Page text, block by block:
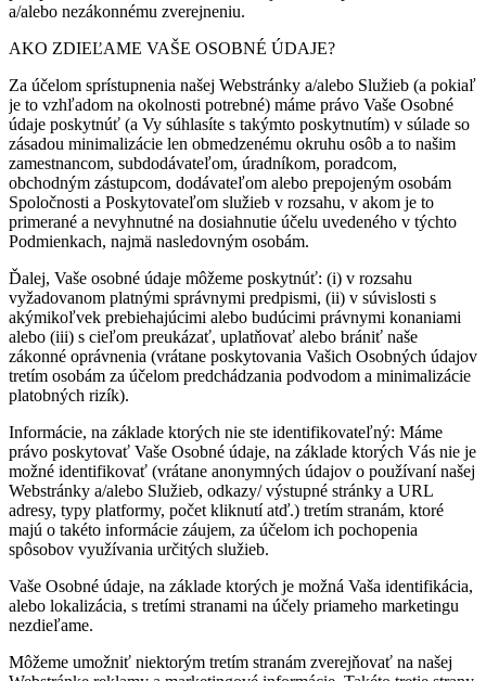
a/alebo nezákonnému zverejneniu.
AKO ZDIEĽAME VAŠE OSOBNÉ ÚDAJE?
Za účelom sprístupnenia našej Webstránky a/alebo Služieb (a pokiaľ
je to vzhľadom na okolnosti potrebné) máme právo Vaše Osobné
údaje poskytnúť (a Vy súhlasíte s takýmto poskytnutím) v súlade so
zásadou minimalizácie len obmedzenému okruhu osôb a to našim
zamestnancom, subdodávateľom, úradníkom, poradcom,
obchodným zástupcom, dodávateľom alebo prepojeným osobám
Spoločnosti a Poskytovateľom služieb v rozsahu, v akom je to
primerané a nevyhnutné na dosiahnutie účelu uvedeného v týchto
Podmienkach, najmä nasledovným osobám.
Ďalej, Vaše osobné údaje môžeme poskytnúť: (i) v rozsahu
vyžadovanom platnými správnymi predpismi, (ii) v súvislosti s
akýmikoľvek prebiehajúcimi alebo budúcimi právnymi konaniami
alebo (iii) s cieľom preukázať, uplatňovať alebo brániť naše
zákonné oprávnenia (vrátane poskytovania Vašich Osobných údajov
tretím osobám za účelom predchádzania podvodom a minimalizácie
platobných rizík).
Informácie, na základe ktorých nie ste identifikovateľný: Máme
právo poskytovať Vaše Osobné údaje, na základe ktorých Vás nie je
možné identifikovať (vrátane anonymných údajov o používaní našej
Webstránky a/alebo Služieb, odkazy/ výstupné stránky a URL
adresy, typy platformy, počet kliknutí atď.) tretím stranám, ktoré
majú o takéto informácie záujem, za účelom ich pochopenia
spôsobov využívania určitých služieb.
Vaše Osobné údaje, na základe ktorých je možná Vaša identifikácia,
alebo lokalizácia, s tretími stranami na účely priameho marketingu
nezdieľame.
Môžeme umožniť niektorým tretím stranám zverejňovať na našej